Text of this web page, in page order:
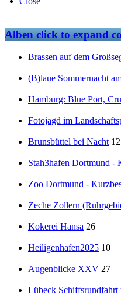
Albenclick to expand
Brassen auf dem
(B)laue Sommernacht
Hamburg: Blue Port,
Fotojagd im
Brunsbüttel bei Nacht 12
Stah3hafen Dortmund -
Zoo Dortmund -
Zeche Zollern
Kokerei Hansa 26
Heiligenhafen2025 10
Augenblicke XXV 27
Lübeck Schiffsrundfahrt